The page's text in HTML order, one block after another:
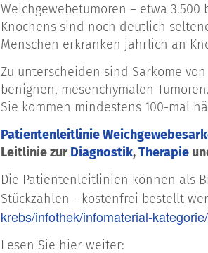
Weichgewebetumoren – etwa
Knochens sind noch deutlich
Menschen erkranken jährlich an
Zu unterscheiden sind Sarkome
benignen, mesenchymalen
Sie kommen mindestens 100-mal
Patientenleitlinie
Leitlinie zurDiagnostik,Therapie
Die Patientenleitlinien können als
Stückzahlen - kostenfrei bestellt
krebs/infothek/infomaterial-
Lesen Sie hier weiter: